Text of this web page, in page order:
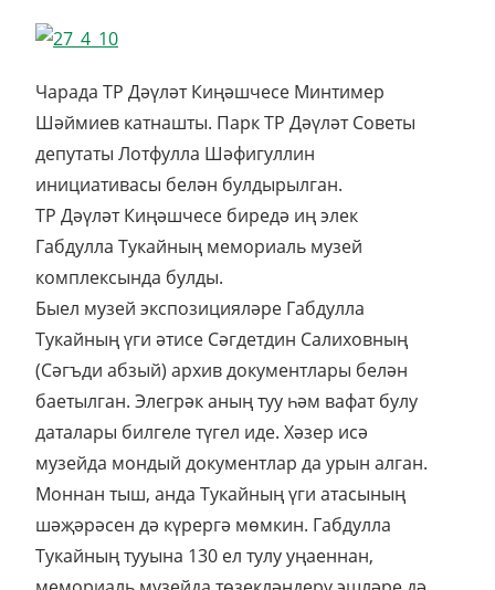
Чарада ТР Дәүләт Киңәшчесе Минтимер
Шәймиев катнашты. Парк ТР Дәүләт Советы
депутаты Лотфулла Шәфигуллин
инициативасы белән булдырылган.
ТР Дәүләт Киңәшчесе биредә иң элек
Габдулла Тукайның мемориаль музей
комплексында булды.
Быел музей экспозицияләре Габдулла
Тукайның үги әтисе Сәгдетдин Салиховның
(Сәгъди абзый) архив документлары белән
баетылган. Элегрәк аның туу һәм вафат булу
даталары билгеле түгел иде. Хәзер исә
музейда мондый документлар да урын алган.
Моннан тыш, анда Тукайның үги атасының
шәҗәрәсен дә күрергә мөмкин. Габдулла
Тукайның тууына 130 ел тулу уңаеннан,